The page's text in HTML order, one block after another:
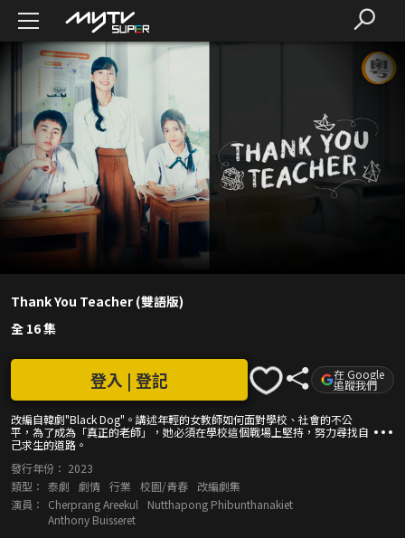
Thank You Teacher (雙語版)
全 16 集
改編自韓劇"Black Dog"。講述年輕的女教師如何面對學校、社會的不公
平，為了成為「真正的老師」，她必須在學校這個戰場上堅持，努力尋找自
己求生的道路。
登入 | 登記 在 Google
追蹤我們
發行年份： 2023
類型： 泰劇 劇情 行業 校園/青春
改編劇集
演員：
Cherprang Areekul
Nutthapong Phibunthanakiet
Anthony Buisseret